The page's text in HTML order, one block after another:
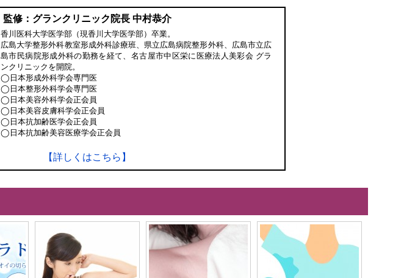
監修：グランクリニック院長 中村恭介
香川医科大学医学部（現香川大学医学部）卒業。
広島大学整形外科教室形成外科診療班、県立広島病院整形外科、広島市立広
島市民病院形成外科の勤務を経て、名古屋市中区栄に医療法人美彩会 グラ
ンクリニックを開院。
◯日本形成外科学会専門医
◯日本整形外科学会専門医
◯日本美容外科学会正会員
◯日本美容皮膚科学会正会員
◯日本抗加齢医学会正会員
◯日本抗加齢美容医療学会正会員
【詳しくはこちら】